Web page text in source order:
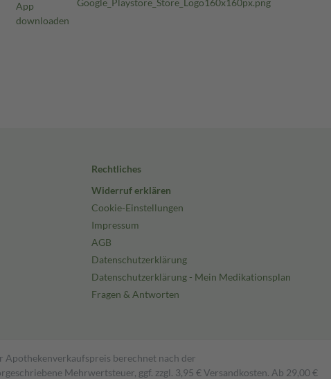
Rechtliches
Widerruf erklären
Cookie-Einstellungen
Impressum
AGB
Datenschutzerklärung
Datenschutzerklärung - Mein Medikationsplan
Fragen & Antworten
Apothekenverkaufspreis berechnet nach der
Mehrwertsteuer, ggf. zzgl. 3,95 € Versandkosten. Ab 29,00 €